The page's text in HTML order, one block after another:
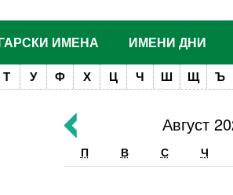
ИМЕНА ИМЕНИ ДНИ
Т У Ф Х Ц Ч Ш Щ Ъ
Август
П В С Ч